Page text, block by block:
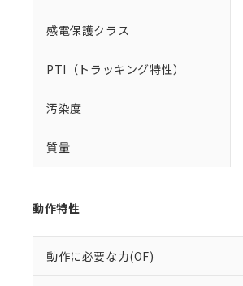
感電保護クラス
PTI（トラッキング特性）
汚染度
質量
動作特性
動作に必要な力(OF)